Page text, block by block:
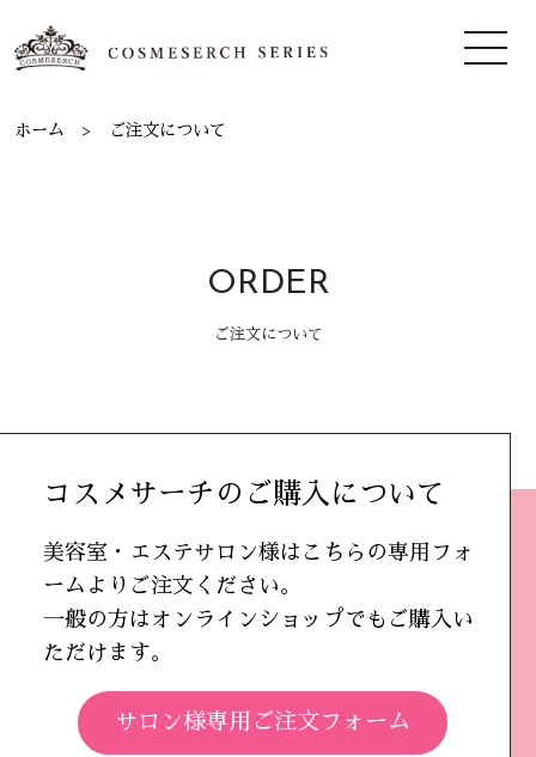
ホーム ご注文について
ORDER
ご注文について
コスメサーチのご購入について
美容室・エステサロン様はこちらの専用フォ
ームよりご注文ください。
一般の方はオンラインショップでもご購入い
ただけます。
サロン様専用ご注文フォーム